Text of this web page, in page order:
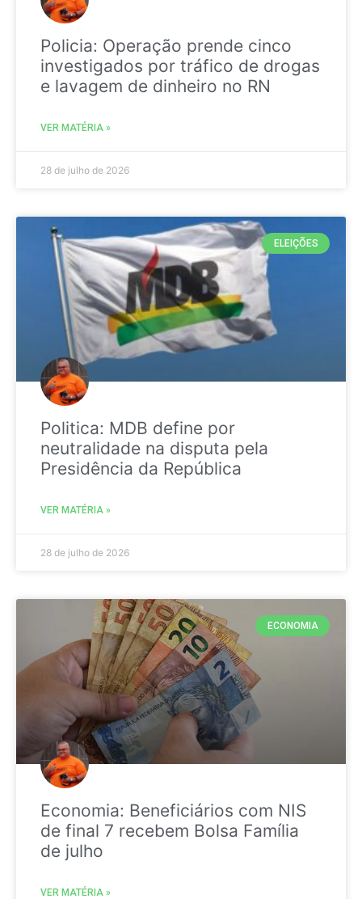
Policia: Operação prende cinco
investigados por tráfico de drogas
e lavagem de dinheiro no RN
VER MATÉRIA »
28 de julho de 2026
ELEIÇÕES
Politica: MDB define por
neutralidade na disputa pela
Presidência da República
VER MATÉRIA »
28 de julho de 2026
ECONOMIA
Economia: Beneficiários com NIS
de final 7 recebem Bolsa Família
de julho
VER MATÉRIA »